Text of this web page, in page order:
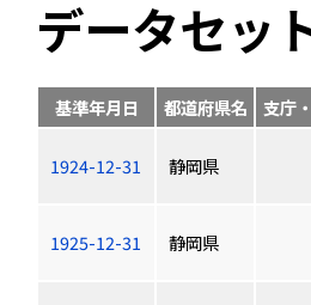
データセッ
基準年月日 都道府県名 支庁
1924-12-31 静岡県
1925-12-31 静岡県